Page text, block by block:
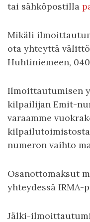
tai sähköpostilla
Mikäli
ota yhteyttä
Huhtiniemeen,
Ilmoittautumisen
kilpailijan Emit-
varaamme
kilpailutoimistosta
numeron vaihto
Osanottomaksut
yhteydessä IRMA-
Jälki-